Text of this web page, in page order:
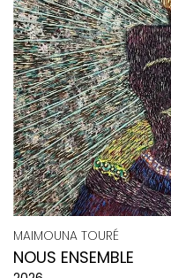
MAIMOUNA TOURÉ
NOUS ENSEMBLE